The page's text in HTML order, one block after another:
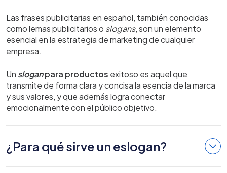
Las frases publicitarias en español, también conocidas
como lemas publicitarios o slogans, son un elemento
esencial en la estrategia de marketing de cualquier
empresa.
Un sloganpara productos exitoso es aquel que
transmite de forma clara y concisa la esencia de la marca
y sus valores, y que además logra conectar
emocionalmente con el público objetivo.
¿Para qué sirve un eslogan?